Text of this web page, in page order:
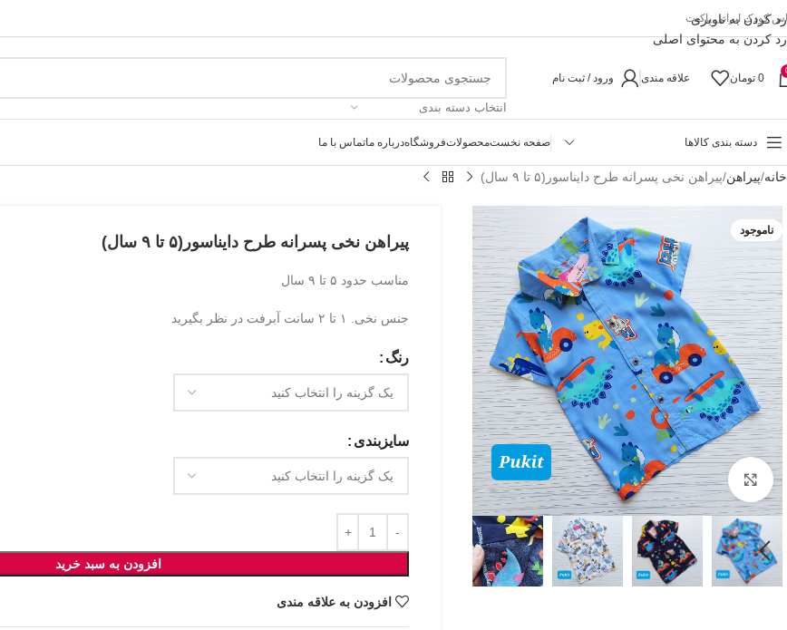
رد کردن به ناوبری
رد کردن به محتوای اصلی
کودک ایرانی پاکیت
0 تومان علاقه مندی ورود / ثبت نام
انتخاب دسته بندی
دسته بندی کالاها صفحه نخستمحصولاتفروشگاهدرباره ماتماس با ما
خانه پیراهن پیراهن نخی پسرانه طرح دایناسور(۵ تا ۹ سال)
ناموجود
بزرگنمایی تصویر
پیراهن نخی پسرانه طرح دایناسور(۵ تا ۹ سال)
مناسب حدود ۵ تا ۹ سال
جنس نخی. ۱ تا ۲ سانت آبرفت در نظر بگیرید
رنگ
سایزبندی
افزودن به سبد خرید
افزودن به علاقه مندی